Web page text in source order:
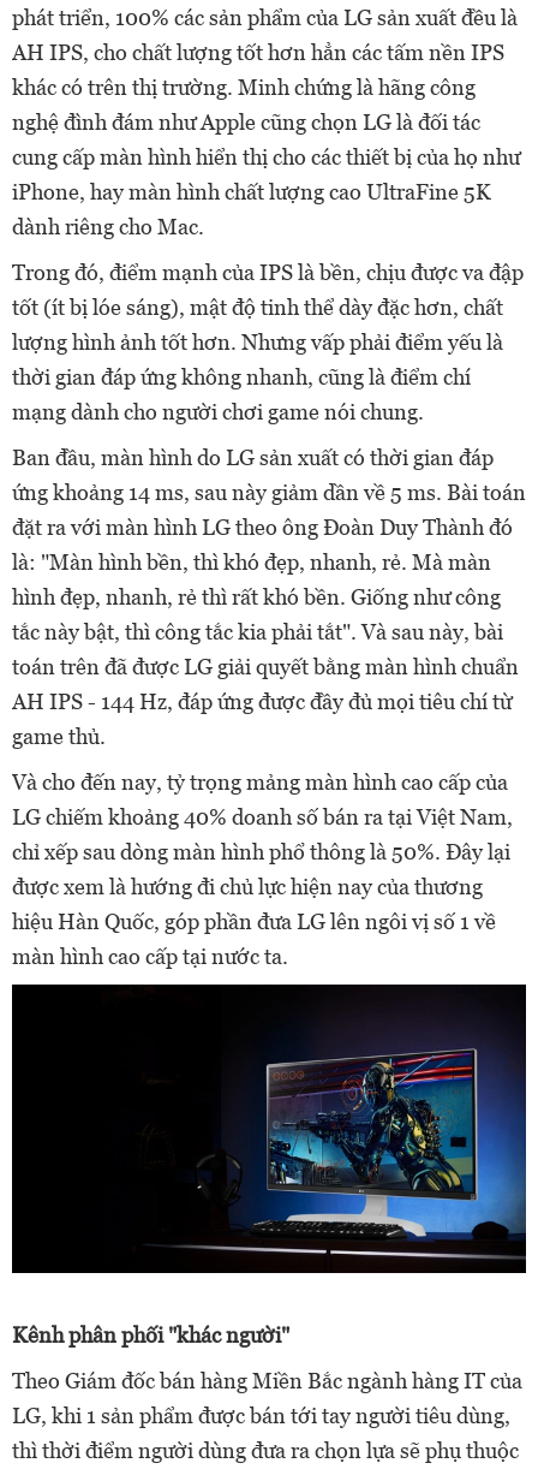
phát triển, 100% các sản phẩm của LG sản xuất đều là
AH IPS, cho chất lượng tốt hơn hẳn các tấm nền IPS
khác có trên thị trường. Minh chứng là hãng công
nghệ đình đám như Apple cũng chọn LG là đối tác
cung cấp màn hình hiển thị cho các thiết bị của họ như
iPhone, hay màn hình chất lượng cao UltraFine 5K
dành riêng cho Mac.
Trong đó, điểm mạnh của IPS là bền, chịu được va đập
tốt (ít bị lóe sáng), mật độ tinh thể dày đặc hơn, chất
lượng hình ảnh tốt hơn. Nhưng vấp phải điểm yếu là
thời gian đáp ứng không nhanh, cũng là điểm chí
mạng dành cho người chơi game nói chung.
Ban đầu, màn hình do LG sản xuất có thời gian đáp
ứng khoảng 14 ms, sau này giảm dần về 5 ms. Bài toán
đặt ra với màn hình LG theo ông Đoàn Duy Thành đó
là: "Màn hình bền, thì khó đẹp, nhanh, rẻ. Mà màn
hình đẹp, nhanh, rẻ thì rất khó bền. Giống như công
tắc này bật, thì công tắc kia phải tắt". Và sau này, bài
toán trên đã được LG giải quyết bằng màn hình chuẩn
AH IPS - 144 Hz, đáp ứng được đầy đủ mọi tiêu chí từ
game thủ.
Và cho đến nay, tỷ trọng mảng màn hình cao cấp của
LG chiếm khoảng 40% doanh số bán ra tại Việt Nam,
chỉ xếp sau dòng màn hình phổ thông là 50%. Đây lại
được xem là hướng đi chủ lực hiện nay của thương
hiệu Hàn Quốc, góp phần đưa LG lên ngôi vị số 1 về
màn hình cao cấp tại nước ta.
Kênh phân phối "khác người"
Theo Giám đốc bán hàng Miền Bắc ngành hàng IT của
LG, khi 1 sản phẩm được bán tới tay người tiêu dùng,
thì thời điểm người dùng đưa ra chọn lựa sẽ phụ thuộc